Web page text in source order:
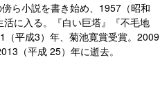
ら小説を書き始め、1957（昭和
に入る。『白い巨塔』『不毛地
（平成3）年、菊池寛賞受賞。2009
（平成 25）年に逝去。